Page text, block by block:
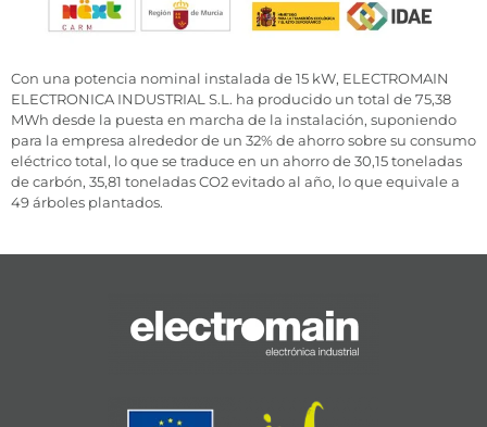
Con una potencia nominal instalada de 15 kW, ELECTROMAIN
ELECTRONICA INDUSTRIAL S.L. ha producido un total de 75,38
MWh desde la puesta en marcha de la instalación, suponiendo
para la empresa alrededor de un 32% de ahorro sobre su consumo
eléctrico total, lo que se traduce en un ahorro de 30,15 toneladas
de carbón, 35,81 toneladas CO2 evitado al año, lo que equivale a
49 árboles plantados.